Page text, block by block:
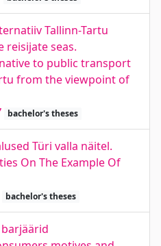
Tallinn-Tartu
seas.
to public transport
from the viewpoint of
bachelor's theses
Türi valla näitel.
On The Example Of
bachelor's theses